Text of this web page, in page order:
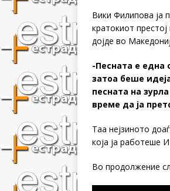
Вики Филипова ја
кратокиот
дојде во
-Песната е една
затоа беше
песната на
време да ја
Таа нејзиното
која ја работеше
Во продолжение